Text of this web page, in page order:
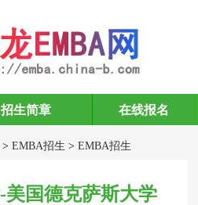
生简章 在线报名
>EMBA招生 >EMBA招生
国德克萨斯大学